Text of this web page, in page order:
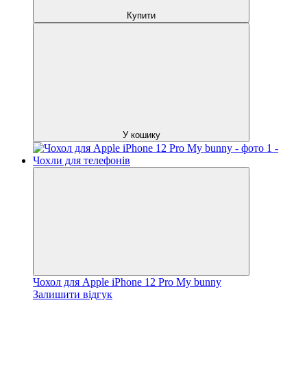
Купити
У кошику
Чохол для Apple iPhone 12 Pro My bunny
Залишити відгук